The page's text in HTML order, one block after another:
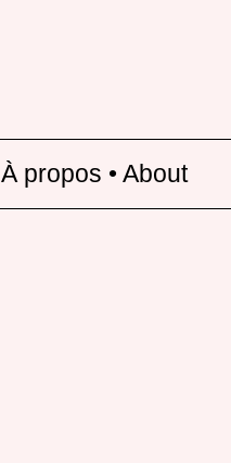
À propos • About